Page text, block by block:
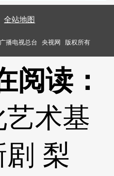
全站地图
播电视总台 央视网 版权所有
阅读：
术基
梨